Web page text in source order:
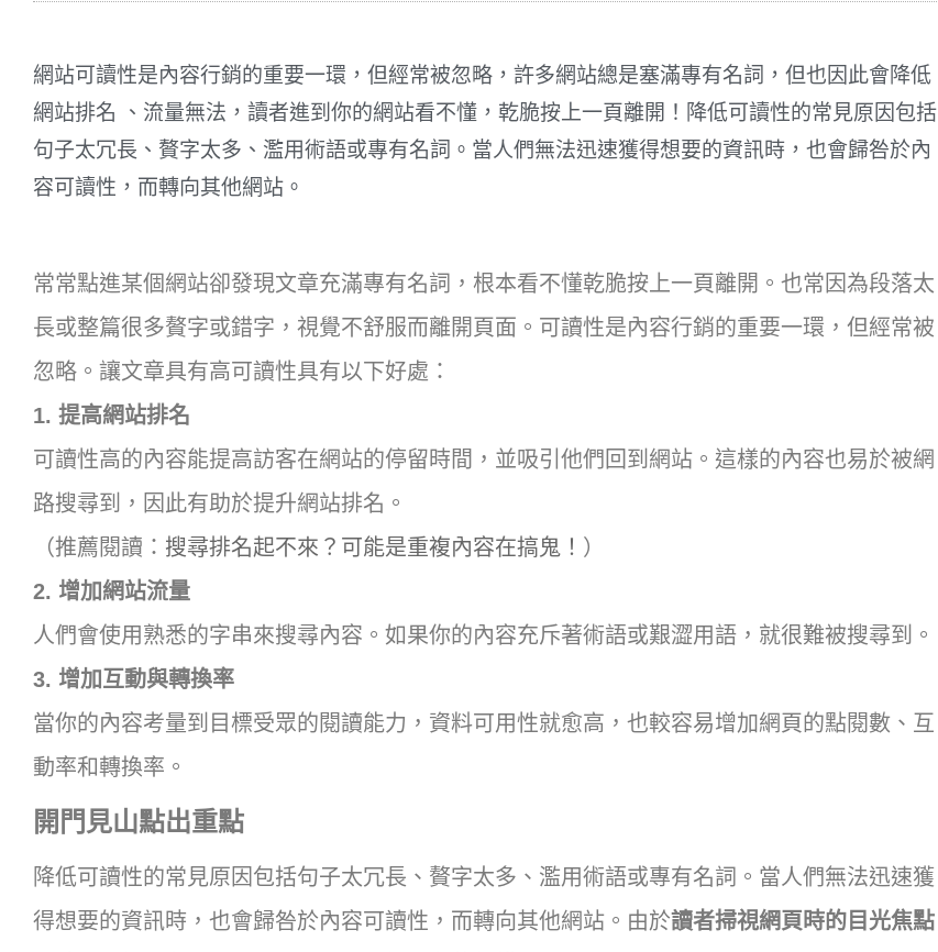
網站可讀性是內容行銷的重要一環，但經常被忽略，許多網站總是塞滿專有名詞，但也因此會降低
網站排名 、流量無法，讀者進到你的網站看不懂，乾脆按上一頁離開！降低可讀性的常見原因包括
句子太冗長、贅字太多、濫用術語或專有名詞。當人們無法迅速獲得想要的資訊時，也會歸咎於內
容可讀性，而轉向其他網站。
常常點進某個網站卻發現文章充滿專有名詞，根本看不懂乾脆按上一頁離開。也常因為段落太
長或整篇很多贅字或錯字，視覺不舒服而離開頁面。可讀性是內容行銷的重要一環，但經常被
忽略。讓文章具有高可讀性具有以下好處：
1. 提高網站排名
可讀性高的內容能提高訪客在網站的停留時間，並吸引他們回到網站。這樣的內容也易於被網
路搜尋到，因此有助於提升網站排名。
（推薦閱讀： 搜尋排名起不來？可能是重複內容在搞鬼！ ）
2. 增加網站流量
人們會使用熟悉的字串來搜尋內容。如果你的內容充斥著術語或艱澀用語，就很難被搜尋到。
3. 增加互動與轉換率
當你的內容考量到目標受眾的閱讀能力，資料可用性就愈高，也較容易增加網頁的點閱數、互
動率和轉換率。
開門見山點出重點
降低可讀性的常見原因包括句子太冗長、贅字太多、濫用術語或專有名詞。當人們無法迅速獲
得想要的資訊時，也會歸咎於內容可讀性，而轉向其他網站。由於讀者掃視網頁時的目光焦點